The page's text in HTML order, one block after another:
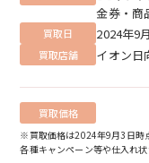
金券・商
買取日 2024年9
買取店舗 イオン日
買取価格
※買取価格は2024年9月3日時
各種キャンペーン等や仕入れ